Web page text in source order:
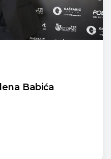
Babića